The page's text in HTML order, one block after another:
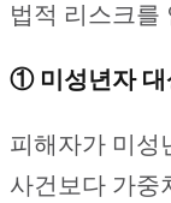
법적 리스크를
① 미성년자 대
피해자가 미성
사건보다 가중